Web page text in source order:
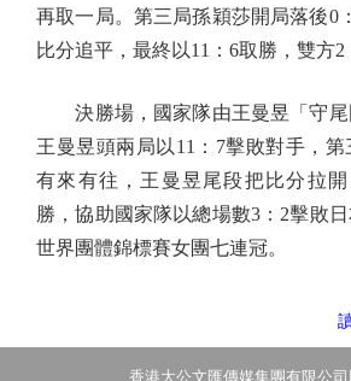
再取一局。第三局孫穎莎開局落後0
比分追平，最終以11：6取勝，雙方2
決勝場，國家隊由王曼昱「守尾
王曼昱頭兩局以11：7擊敗對手，
有來有往，王曼昱尾段把比分拉
勝，協助國家隊以總場數3：2擊敗
世界團體錦標賽女團七連冠。
香港大公文匯傳媒集團有限公